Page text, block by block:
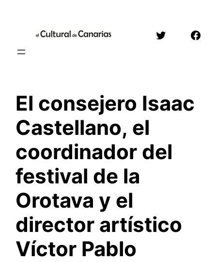
contenido
Twitter
El consejero Isaac
Castellano, el
coordinador del
festival de la
Orotava y el
director artístico
Víctor Pablo